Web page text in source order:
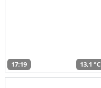
17:19 13,1 °C